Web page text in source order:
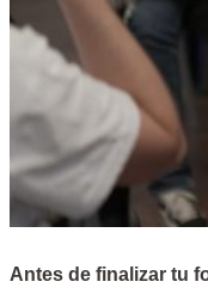
Antes de finalizar tu